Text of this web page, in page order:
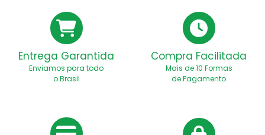
Entrega Garantida
Enviamos para todo
o Brasil
Compra Facilitada
Mais de 10 Formas
de Pagamento